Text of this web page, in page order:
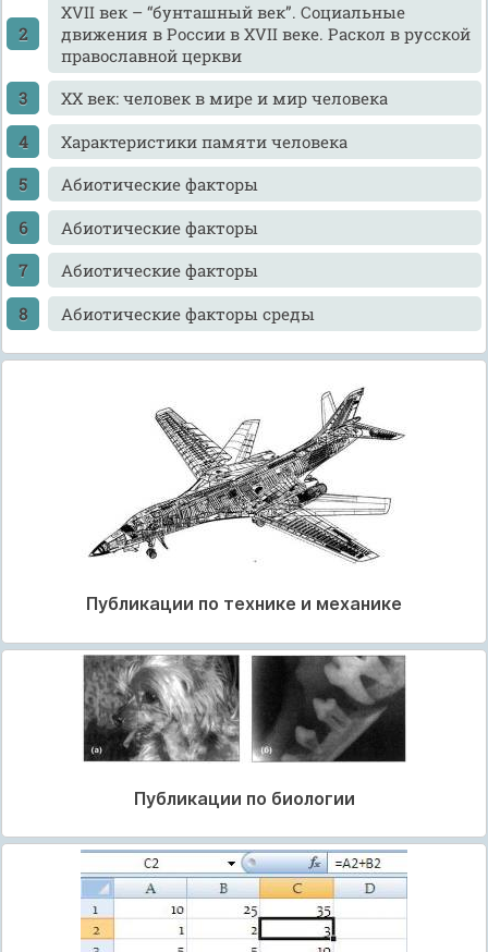
XVII век – “бунташный век”. Социальные
движения в России в XVII веке. Раскол в русской
православной церкви
XX век: человек в мире и мир человека
Xарактеристики памяти человека
Абиотические факторы
Абиотические факторы
Абиотические факторы
Абиотические факторы среды
Публикации по технике и механике
Публикации по биологии